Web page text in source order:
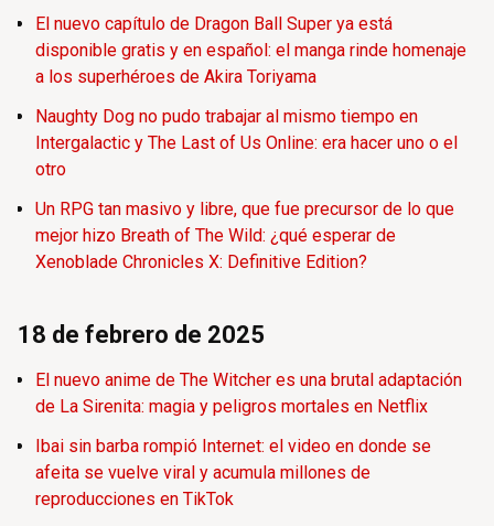
El nuevo capítulo de Dragon Ball Super ya está
disponible gratis y en español: el manga rinde homenaje
a los superhéroes de Akira Toriyama
Naughty Dog no pudo trabajar al mismo tiempo en
Intergalactic y The Last of Us Online: era hacer uno o el
otro
Un RPG tan masivo y libre, que fue precursor de lo que
mejor hizo Breath of The Wild: ¿qué esperar de
Xenoblade Chronicles X: Definitive Edition?
18 de febrero de 2025
El nuevo anime de The Witcher es una brutal adaptación
de La Sirenita: magia y peligros mortales en Netflix
Ibai sin barba rompió Internet: el video en donde se
afeita se vuelve viral y acumula millones de
reproducciones en TikTok